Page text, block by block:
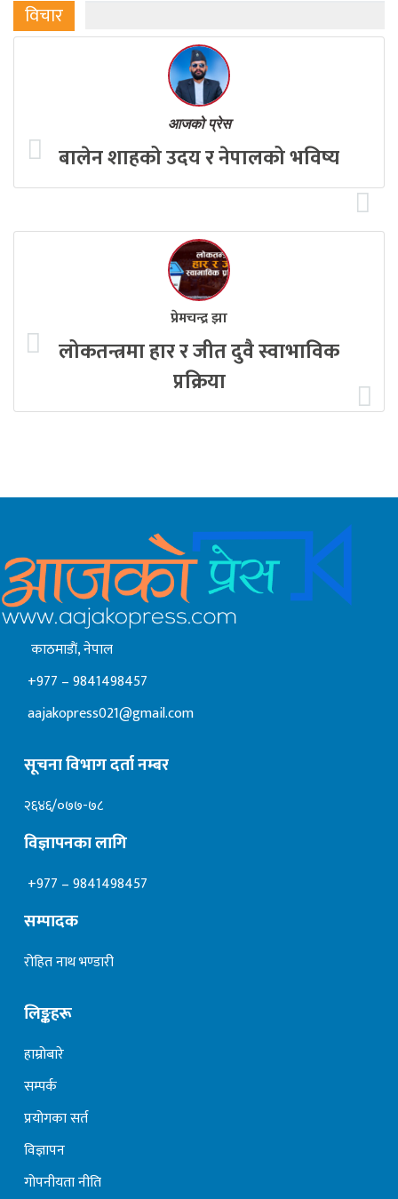
विचार
आजको प्रेस
बालेन शाहको उदय र नेपालको भविष्य
प्रेमचन्द्र झा
लोकतन्त्रमा हार र जीत दुवै स्वाभाविक
प्रक्रिया
काठमाडाैं, नेपाल
+977 – 9841498457
aajakopress021@gmail.com
सूचना विभाग दर्ता नम्बर
२६४६/०७७-७८
विज्ञापनका लागि
+977 – 9841498457
सम्पादक
रोहित नाथ भण्डारी
लिङ्कहरू
हाम्रोबारे
सम्पर्क
प्रयोगका सर्त
विज्ञापन
गोपनीयता नीति